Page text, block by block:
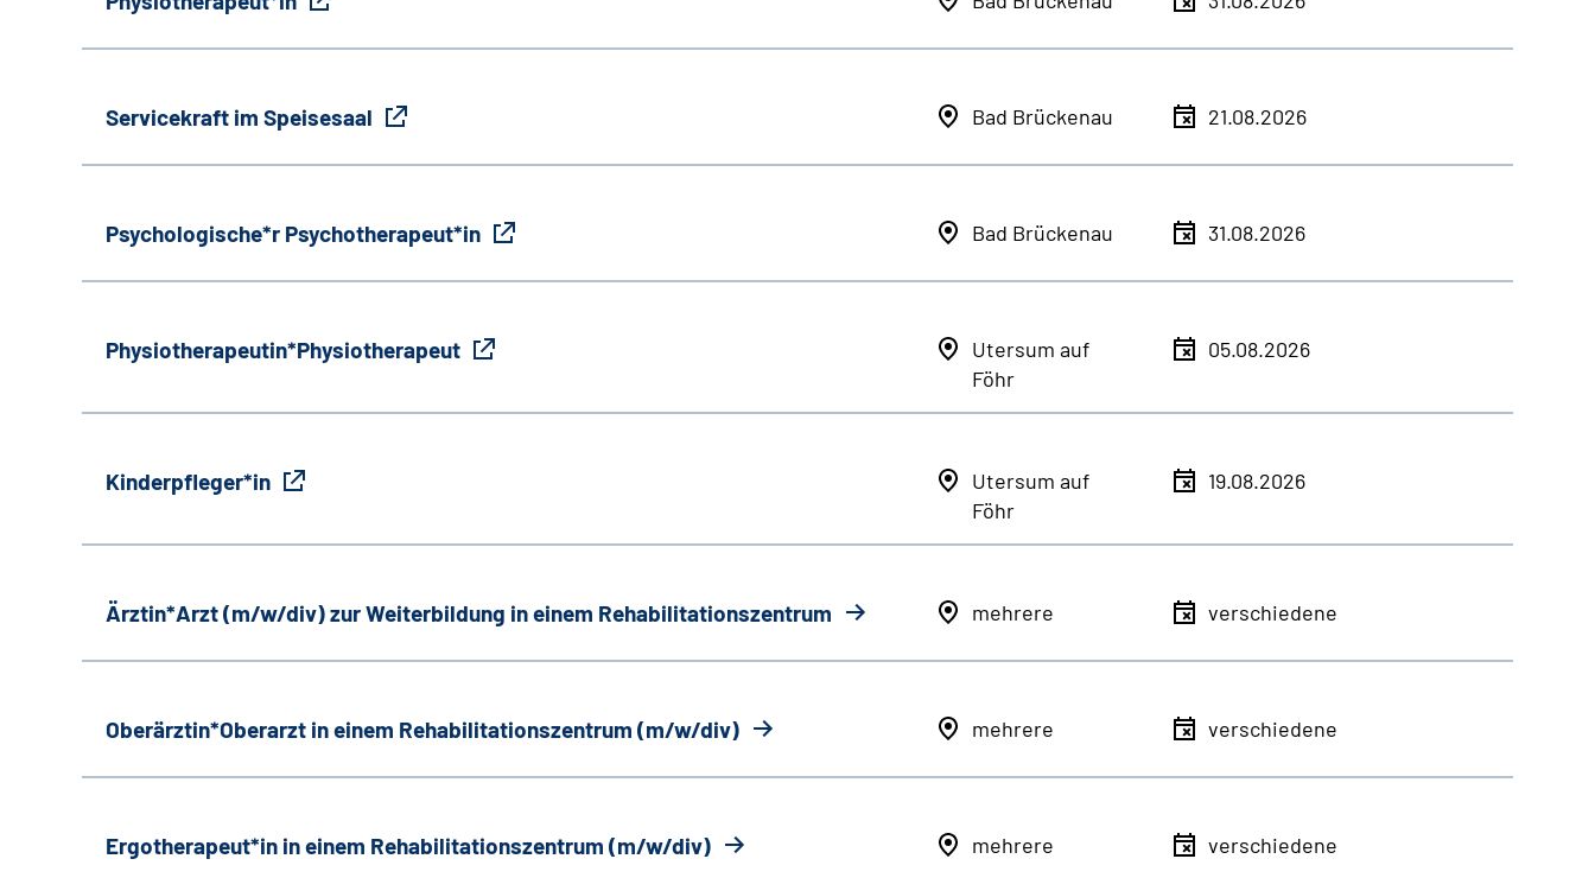
Servicekraft im Speisesaal Bad Brückenau 21.08.2026
Psychologische*r Psychotherapeut*in Bad Brückenau 31.08.2026
Physiotherapeutin*Physiotherapeut
Utersum auf
Föhr
05.08.2026
Kinderpfleger*in
Utersum auf
Föhr
19.08.2026
Ärztin*Arzt (m/w/div) zur Weiterbildung in einem Rehabilitationszentrum mehrere verschiedene
Oberärztin*Oberarzt in einem Rehabilitationszentrum (m/w/div) mehrere verschiedene
Ergotherapeut*in in einem Rehabilitationszentrum (m/w/div) mehrere verschiedene